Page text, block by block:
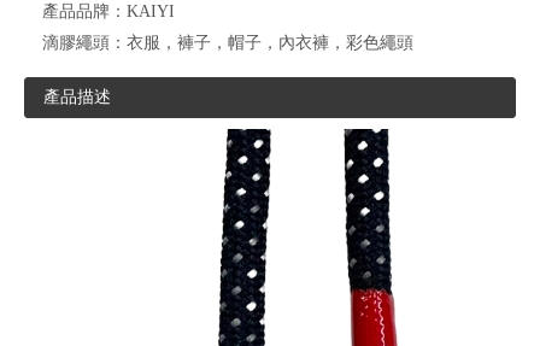
產品品牌： KAIYI
滴膠繩頭： 衣服，褲子，帽子，內衣褲，彩色繩頭
產品描述